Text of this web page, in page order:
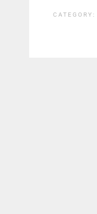
CATEGORY: